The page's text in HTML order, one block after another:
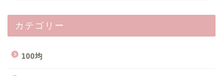
カテゴリー
100均